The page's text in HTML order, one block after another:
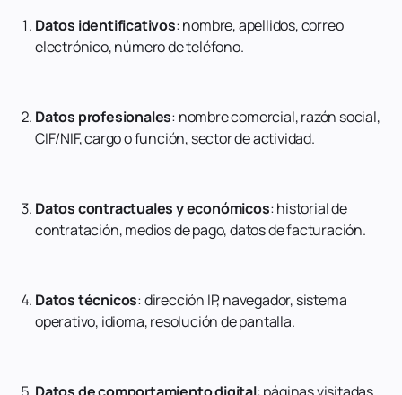
Datos identificativos: nombre, apellidos, correo
electrónico, número de teléfono.
Datos profesionales: nombre comercial, razón social,
CIF/NIF, cargo o función, sector de actividad.
Datos contractuales y económicos: historial de
contratación, medios de pago, datos de facturación.
Datos técnicos: dirección IP, navegador, sistema
operativo, idioma, resolución de pantalla.